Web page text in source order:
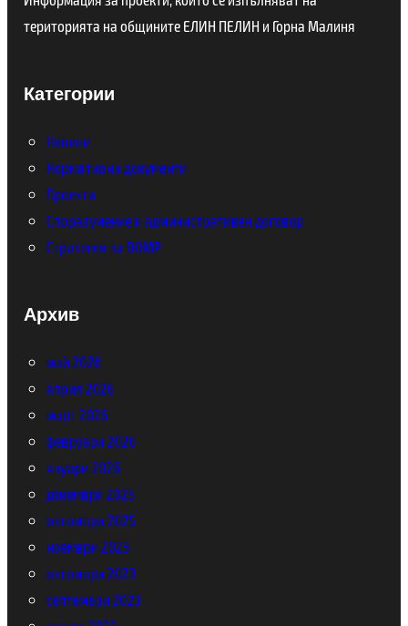
територията на общините ЕЛИН ПЕЛИН и Горна Малиня
Категории
Новини
Нормативни документи
Проекти
Споразумение и административен договор
Стратегия за ВОМР
Архив
май 2026
април 2026
март 2026
февруари 2026
януари 2026
декември 2025
октомври 2025
ноември 2023
октомври 2023
септември 2023